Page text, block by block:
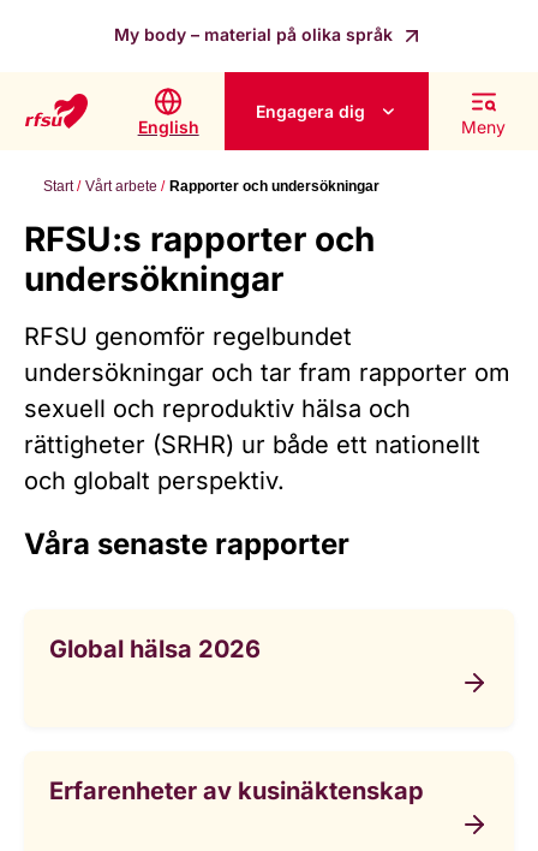
My body – material på olika språk
English
Engagera dig
Meny
Start Vårt arbete Rapporter och undersökningar
RFSU:s rapporter och
undersökningar
RFSU genomför regelbundet
undersökningar och tar fram rapporter om
sexuell och reproduktiv hälsa och
rättigheter (SRHR) ur både ett nationellt
och globalt perspektiv.
Våra senaste rapporter
Global hälsa 2026
Erfarenheter av kusinäktenskap